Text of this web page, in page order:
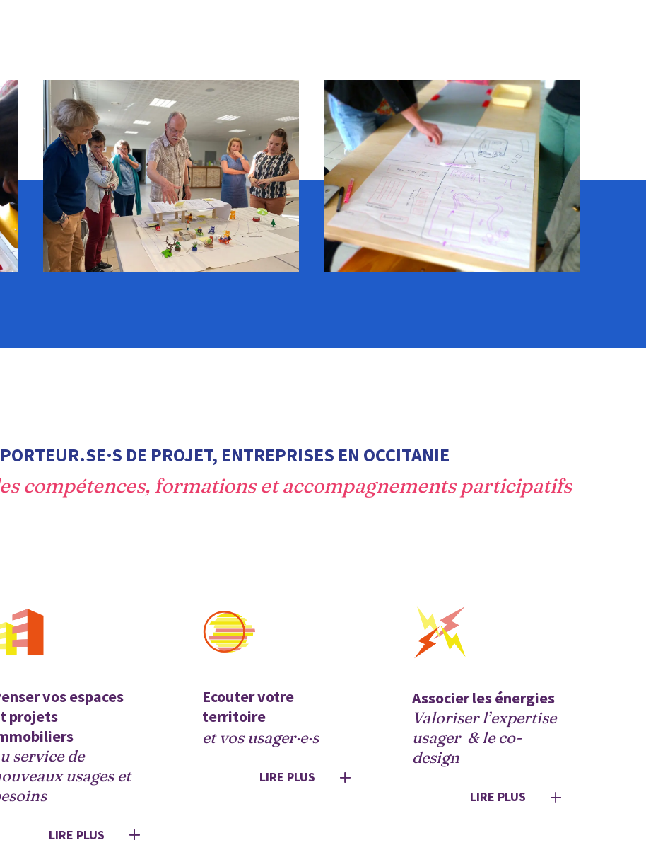
DE PROJET, ENTREPRISES EN OCCITANIE
compétences, formations et accompagnements participatifs
vos espaces
projets
service de
usages et
LIRE PLUS
Ecouter votre
territoire
et vos usager·e·s
LIRE PLUS
Associer les énergies
Valoriser l’expertise
usager  & le co-
design
LIRE PLUS